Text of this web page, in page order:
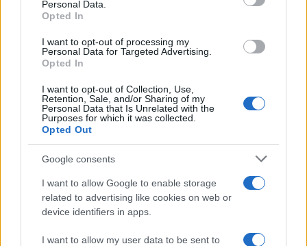
Personal Data.
Opted In
I want to opt-out of processing my
Personal Data for Targeted Advertising.
Opted In
I want to opt-out of Collection, Use,
Retention, Sale, and/or Sharing of my
Personal Data that Is Unrelated with the
Purposes for which it was collected.
Opted Out
Google consents
I want to allow Google to enable storage
related to advertising like cookies on web or
device identifiers in apps.
I want to allow my user data to be sent to
AUTOR
Redacción Viajar365.com